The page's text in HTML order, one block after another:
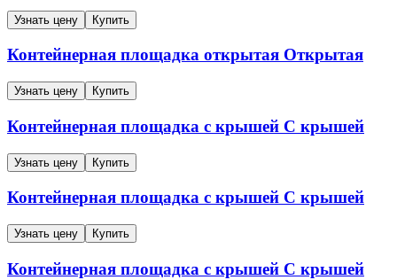
Узнать цену Купить
Контейнерная площадка открытая Открытая
Узнать цену Купить
Контейнерная площадка с крышей С крышей
Узнать цену Купить
Контейнерная площадка с крышей С крышей
Узнать цену Купить
Контейнерная площадка с крышей С крышей